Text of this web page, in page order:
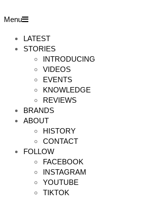
to
Primary
Menu
Menu
LATEST
STORIES
INTRODUCING
VIDEOS
EVENTS
KNOWLEDGE
REVIEWS
BRANDS
ABOUT
HISTORY
CONTACT
FOLLOW
FACEBOOK
INSTAGRAM
YOUTUBE
TIKTOK